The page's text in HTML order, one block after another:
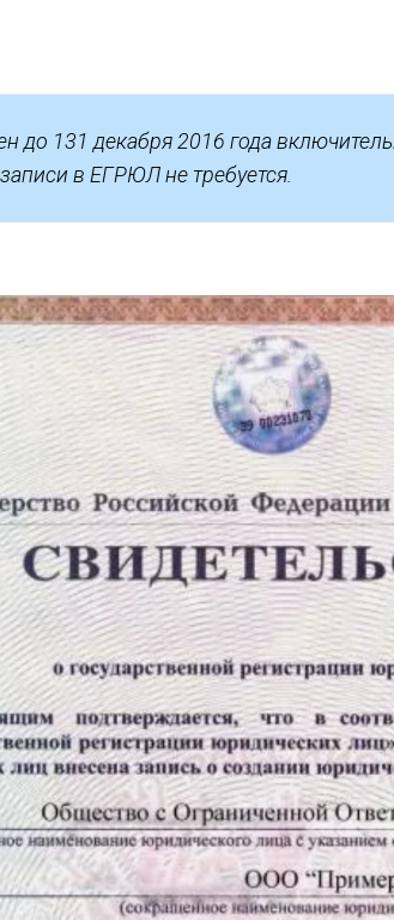
до 131 декабря 2016 года
в ЕГРЮЛ не требуется.